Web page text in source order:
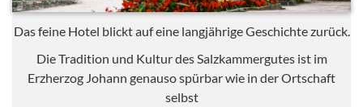
Das feine Hotel blickt auf eine langjährige Geschichte zurück.
Die Tradition und Kultur des Salzkammergutes ist im
Erzherzog Johann genauso spürbar wie in der Ortschaft
selbst